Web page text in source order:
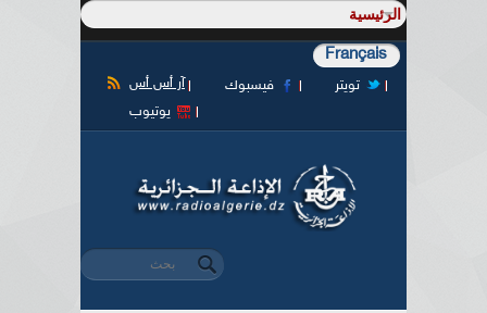
Français
آر أس أس فيسبوك
تويتر
يوتيوب
استمارة البحث
‏بحث ‏